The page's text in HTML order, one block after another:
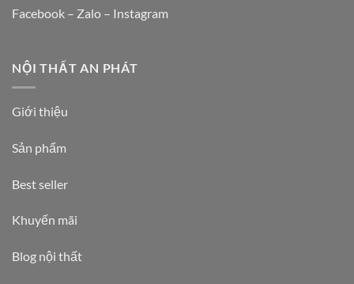
Facebook – Zalo – Instagram
NỘI THẤT AN PHÁT
Giới thiệu
Sản phẩm
Best seller
Khuyến mãi
Blog nội thất